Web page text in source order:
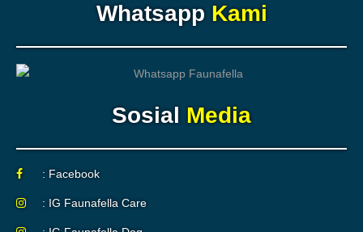
WhatsappKami
Sosial Media
: Facebook
: IG Faunafella Care